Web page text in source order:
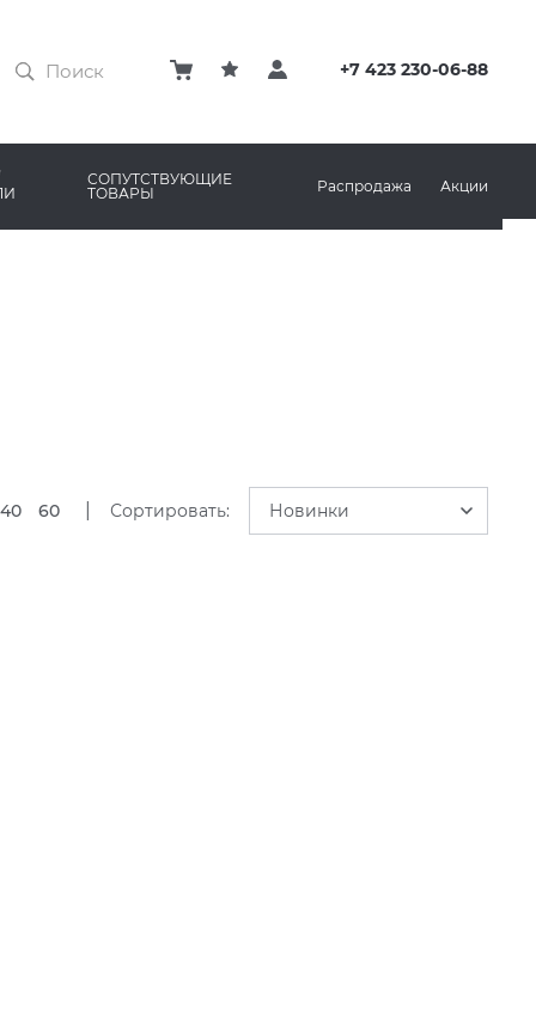
+7 423 230-06-88
MARAZZI
СОПУТСТВУЮЩИЕ
ТОВАРЫ
КЛЕЙ
СИСТЕМА ВЫРАВНИВАНИЯ
Распродажа Акции
40 60 Сортировать: Новинки